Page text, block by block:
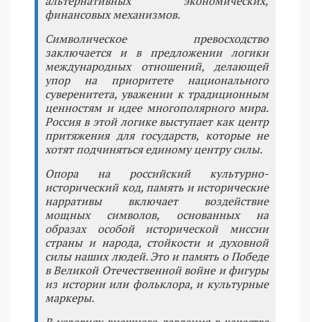
финансовых механизмов.
Символическое превосходство
заключается и в предложении логики
международных отношений, делающей
упор на приоритете национального
суверенитета, уважении к традиционным
ценностям и идее многополярного мира.
Россия в этой логике выступает как центр
притяжения для государств, которые не
хотят подчиняться единому центру силы.
Опора на российский культурно-
исторический код, память и исторические
нарративы включает воздействие
мощных символов, основанных на
образах особой исторической миссии
страны и народа, стойкости и духовной
силы наших людей. Это и память о Победе
в Великой Отечественной войне и фигуры
из истории или фольклора, и культурные
маркеры.